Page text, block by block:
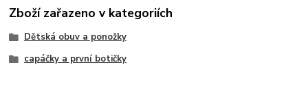
Zboží zařazeno v kategoriích
Dětská obuv a ponožky
capáčky a první botičky